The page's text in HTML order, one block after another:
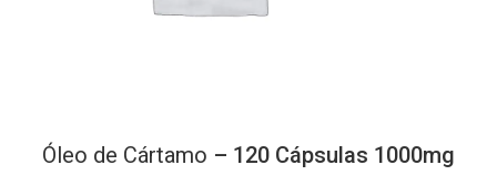
Óleo de Cártamo – 120 Cápsulas 1000mg